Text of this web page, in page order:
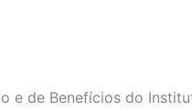
e de Benefícios do